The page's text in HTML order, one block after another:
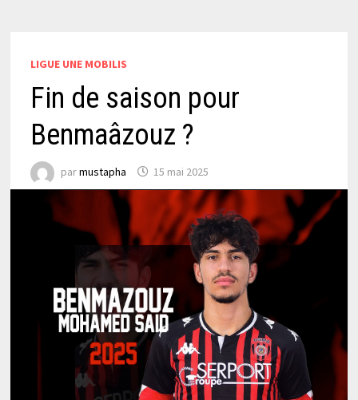
LIGUE UNE MOBILIS
Fin de saison pour
Benmaâzouz ?
parmustapha 15 mai 2025